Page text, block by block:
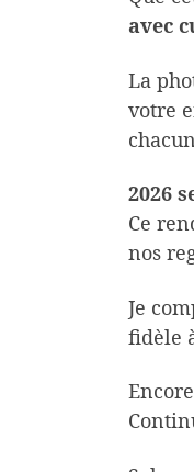
avec
La
votre
2026
Ce
nos
Je
fidèle